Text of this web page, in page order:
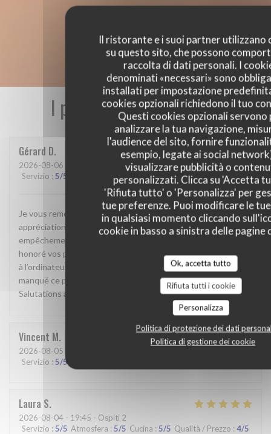
Il ristorante e i suoi partner utilizzano
su questo sito, che possono
raccolta di dati personali. I
denominati «necessari» sono
installati per impostazione
cookies opzionali richiedono il tuo
Questi cookies opzionali servono
analizzare la tua navigazione,
l'audience del sito, fornire
esempio, legate ai social
visualizzare pubblicità o
personalizzati. Clicca su 'Accetta
'Rifiuta tutto' o 'Personalizza' per
tue preferenze. Puoi modificare le
in qualsiasi momento cliccando
cookie in basso a sinistra delle pagine
Ok, accetta tutto
Rifiuta tutti i cookie
Personalizza
Politica di protezione dei dati
Politica di gestione dei cookie
I pareri dei nostri clienti
Gérard D
2026-08-06 - 13:00 - Ospiti 3
Servizio : 5/5 5 /5 Cucina:5/5 Qualità / Prezzo :5/5
Je vous remercie de m’offrir la possibilité de partager mon
appréciation. Ayant annulé ma réservation à la suite d’un
empêchement il ne me reste que le regret de n’avoir pas
honoré vos plats. Mais je reviendrai. Il suffira juste de rappeler
à l’ordinateur qu’il ne sied pas à un client, désolé d’avoir
manqué ce pur moment de bonheur, ce qu’il en pense.
Salutations amusées. GD
Vincent M
2026-08-05
Servizio : 5/5
Laura S
2026-08-04 - 19:45 - Ospiti 2
Servizio : 5/5 Atmosfera : 5/5 Cucina : 5/5 Qualità / Prezzo : 4/5